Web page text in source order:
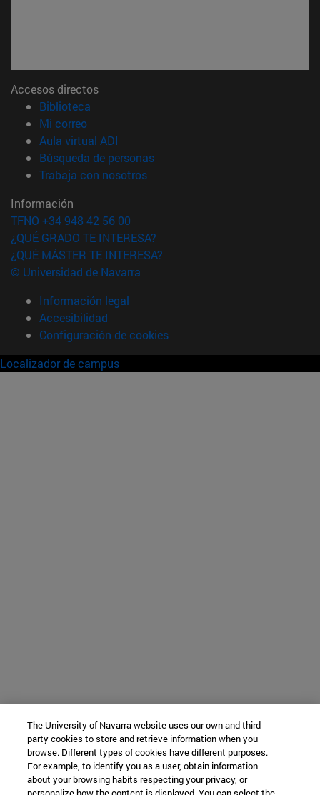
Accesos directos
Biblioteca
Mi correo(abre en nueva ventana)
Aula virtual ADI
Búsqueda de personas(abre en nueva ventana)
Trabaja con nosotros(abre en nueva ventana)
Información
TFNO +34 948 42 56 00
¿QUÉ GRADO TE INTERESA?
¿QUÉ MÁSTER TE INTERESA?
© Universidad de Navarra
Información legal
Accesibilidad
Configuración de cookies
Localizador de campus
The University of Navarra website uses our own and third-
party cookies to store and retrieve information when you
browse. Different types of cookies have different purposes.
For example, to identify you as a user, obtain information
about your browsing habits respecting your privacy, or